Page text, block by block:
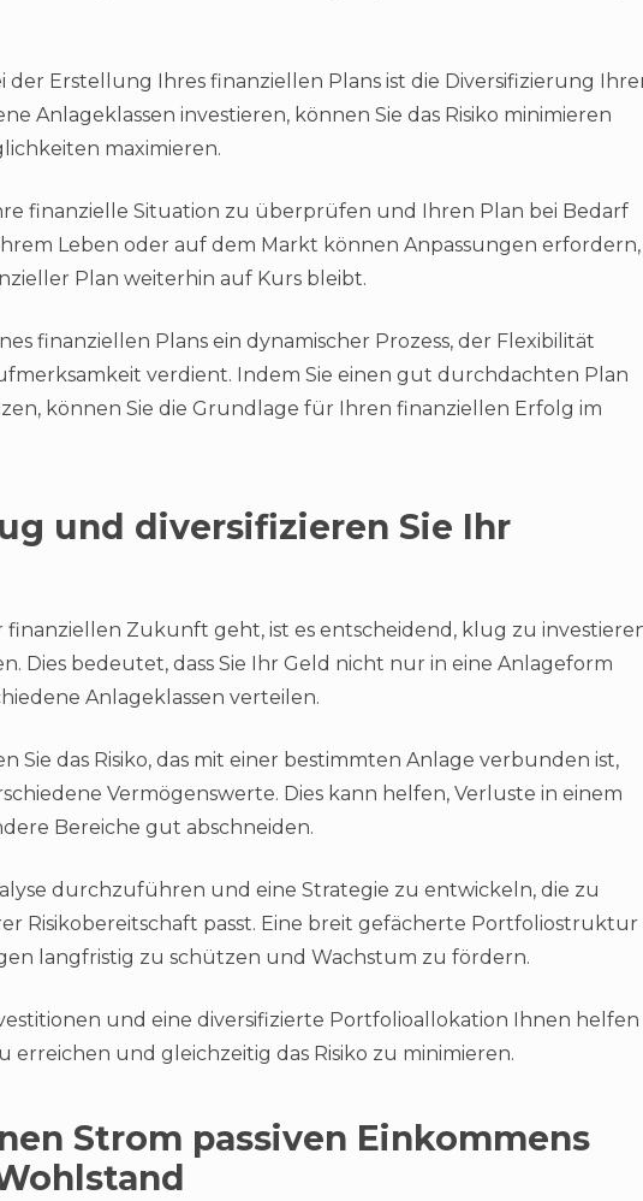
der Erstellung Ihres finanziellen Plans ist die Diversifizierung
Anlageklassen investieren, können Sie das Risiko minimieren
maximieren.
finanzielle Situation zu überprüfen und Ihren Plan bei Bedarf
Leben oder auf dem Markt können Anpassungen erfordern,
Plan weiterhin auf Kurs bleibt.
finanziellen Plans ein dynamischer Prozess, der Flexibilität
verdient. Indem Sie einen gut durchdachten Plan
können Sie die Grundlage für Ihren finanziellen Erfolg im
und diversifizieren Sie Ihr
finanziellen Zukunft geht, ist es entscheidend, klug zu
Dies bedeutet, dass Sie Ihr Geld nicht nur in eine Anlageform
Anlageklassen verteilen.
Sie das Risiko, das mit einer bestimmten Anlage verbunden ist,
Vermögenswerte. Dies kann helfen, Verluste in einem
Bereiche gut abschneiden.
durchzuführen und eine Strategie zu entwickeln, die zu
Risikobereitschaft passt. Eine breit gefächerte Portfoliostruktur
langfristig zu schützen und Wachstum zu fördern.
und eine diversifizierte Portfolioallokation Ihnen helfen
erreichen und gleichzeitig das Risiko zu minimieren.
Strom passiven Einkommens